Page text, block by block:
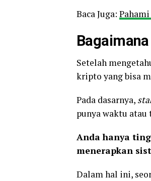
Baca Juga:
Setelah
kripto yang bisa
Pada dasarnya,
punya waktu
Anda hanya
menerapkan
Dalam hal ini,